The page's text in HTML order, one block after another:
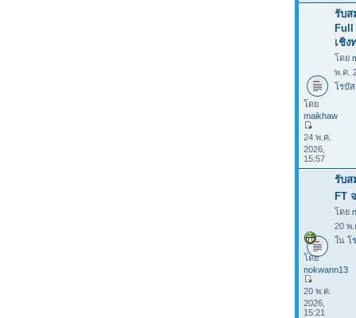
รับส
เชิง
โดย
พ.ค.
โรบั
โดย
maikhaw
24 พ.ค.
2026,
15:57
รับส
FT
โดย
20 พ.
ใน โ
โดย
nokwann13
20 พ.ค.
2026,
15:21